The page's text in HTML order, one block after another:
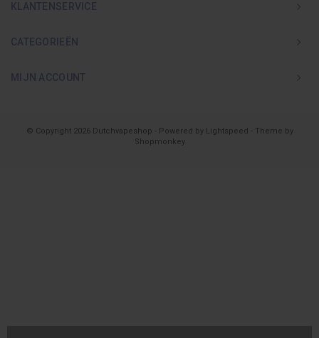
KLANTENSERVICE
CATEGORIEËN
MIJN ACCOUNT
© Copyright 2026 Dutchvapeshop - Powered by Lightspeed - Theme by
Shopmonkey